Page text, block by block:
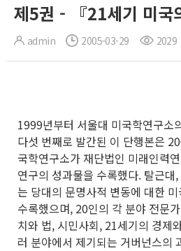
제5권 - 『21세기 미국
admin 2005-03-29 2029
1999년부터 서울대 미국학연구소
다섯 번째로 발간된 이 단행본은
국학연구소가 재단법인 미래인력
연구의 성과물을 수록했다. 탈근대
는 당대의 문명사적 변동에 대한
수록했으며, 20인의 각 분야 전문
치와 법, 시민사회, 21세기의 경제
러 분야에서 제기되는 거버넌스의